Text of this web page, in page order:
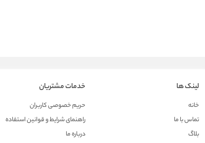
لینک ها
خانه
تماس با ما
بلاگ
خدمات مشتریان
حریم خصوصی کاربران
راهنمای شرایط و قوانین استفاده
درباره ما